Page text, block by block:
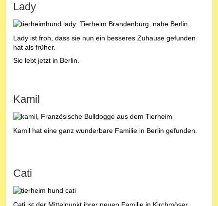
Lady
Lady ist froh, dass sie nun ein besseres Zuhause gefunden
hat als früher.
Sie lebt jetzt in Berlin.
Kamil
Kamil hat eine ganz wunderbare Familie in Berlin gefunden.
Cati